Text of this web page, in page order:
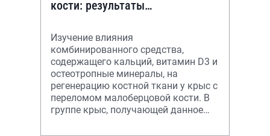
кости: результаты
контролируемого экспер
Изучение влияния
комбинированного средства,
содержащего кальций, витамин D3 и
остеотропные минералы, на
регенерацию костной ткани у крыс с
переломом малоберцовой кости. В
группе крыс, получающей данное